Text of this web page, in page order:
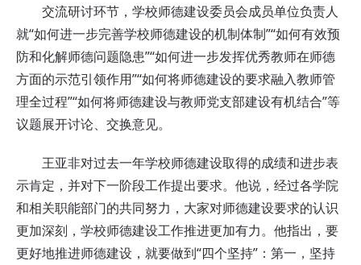
交流研讨环节，学校师德建设委员会成员单位负责人
就“如何进一步完善学校师德建设的机制体制”“如何有效预
防和化解师德问题隐患”“如何进一步发挥优秀教师在师德
方面的示范引领作用”“如何将师德建设的要求融入教师管
理全过程”“如何将师德建设与教师党支部建设有机结合”等
议题展开讨论、交换意见。
王亚非对过去一年学校师德建设取得的成绩和进步表
示肯定，并对下一阶段工作提出要求。他说，经过各学院
和相关职能部门的共同努力，大家对师德建设要求的认识
更加深刻，学校师德建设工作推进更加有力。他指出，要
更好地推进师德建设，就要做到“四个坚持”：第一，坚持